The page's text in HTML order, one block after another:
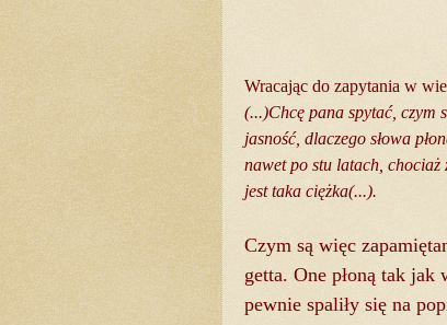
Wracając do zapytania w
(...)Chcę pana spytać, czym
jasność, dlaczego słowa
nawet po stu latach, chociaż
jest taka ciężka(...).
Czym są więc
getta. One płoną tak
pewnie spaliły się na